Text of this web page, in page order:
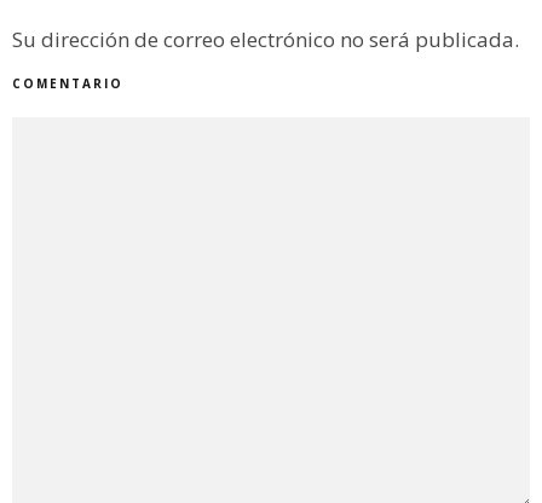
Su dirección de correo electrónico no será publicada.
COMENTARIO